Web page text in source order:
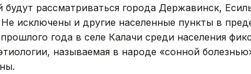
будут рассматриваться города Державинск,
исключены и другие населенные пункты в
года в селе Калачи среди населения
называемая в народе «сонной